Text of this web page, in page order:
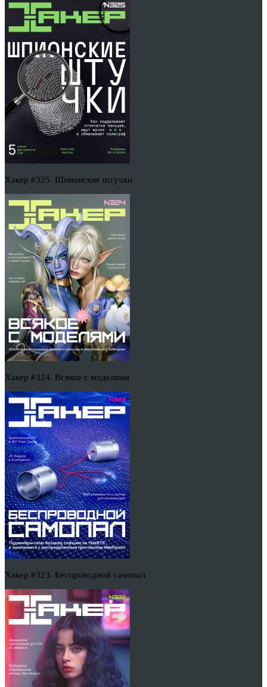
Хакер #325. Шпионские штучки
Хакер #324. Всякое с моделями
Хакер #323. Беспроводной самопал